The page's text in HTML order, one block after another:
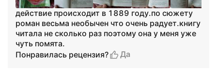
действие происходит в 1889 году.по сюжету
роман весьма необычен что очень радует.книгу
читала не сколько раз поэтому она у меня уже
чуть помята.
Понравилась рецензия?
Да